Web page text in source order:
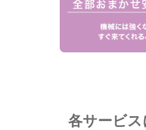
各サービ